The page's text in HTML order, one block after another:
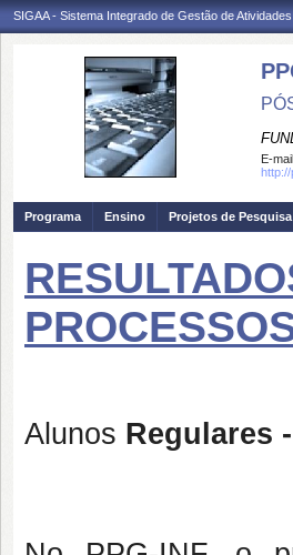
SIGAA - Sistema Integrado de Gestão de
E-
Programa Ensino Projetos de Pesquisa
Alunos Regulares